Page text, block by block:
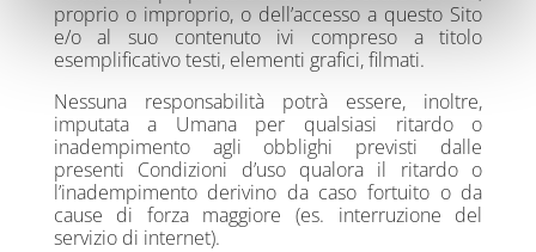
proprio o improprio, o dell’accesso a questo Sito
e/o al suo contenuto ivi compreso a titolo
esemplificativo testi, elementi grafici, filmati.
Nessuna responsabilità potrà essere, inoltre,
imputata a Umana per qualsiasi ritardo o
inadempimento agli obblighi previsti dalle
presenti Condizioni d’uso qualora il ritardo o
l’inadempimento derivino da caso fortuito o da
cause di forza maggiore (es. interruzione del
servizio di internet).